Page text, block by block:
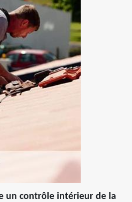
un contrôle intérieur de la